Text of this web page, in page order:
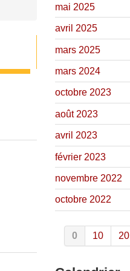
mai 2025
avril 2025
mars 2025
mars 2024
octobre 2023
août 2023
avril 2023
février 2023
novembre 2022
octobre 2022
0 10 20